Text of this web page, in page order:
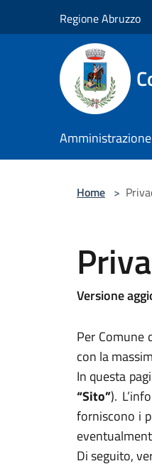
Regione Abruzzo
Amministrazione
Home >
Versione
Per Comune
con la
In questa
“Sito”).
forniscono i
Di seguito,